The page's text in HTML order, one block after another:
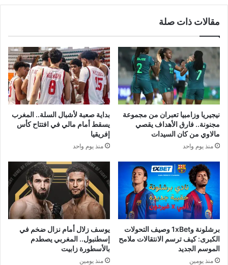
مقالات ذات صلة
نيجيريا وزامبيا تعبران من مجموعة
مجنونة.. فارق الأهداف يقصي
مالاوي من كان السيدات
منذ يوم واحد
بداية صعبة لأشبال السلة.. المغرب
يسقط أمام مالي في افتتاح كأس
إفريقيا
منذ يوم واحد
برشلونة و1xBet وصيف التحولات
الكبرى: كيف ترسم الانتقالات ملامح
الموسم الجديد
منذ يومين
يوسف زلال أمام نزال ضخم في
إسطنبول.. المغربي يصطدم
بالأسطورة زابيت
منذ يومين